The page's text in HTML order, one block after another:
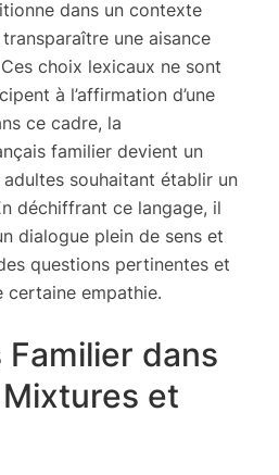
dans un contexte
une aisance
choix lexicaux ne sont
à l’affirmation d’une
ce cadre, la
familier devient un
souhaitant établir un
déchiffrant ce langage, il
dialogue plein de sens et
questions pertinentes et
certaine empathie.
Familier dans
et